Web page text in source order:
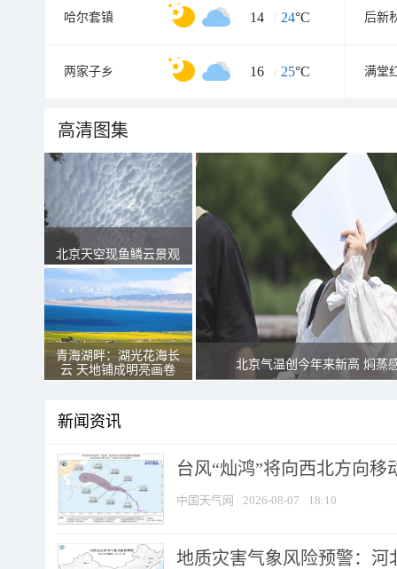
哈尔套镇 14 / 24°C 后新
两家子乡 16 / 25°C 满堂
高清图集
北京天空现鱼鳞云景观
青海湖畔：湖光花海长
云 天地铺成明亮画卷
北京气温创今年来新高 焖蒸
新闻资讯
台风“灿鸿”将向西北方向移
中国天气网 2026-08-07 18:10
地质灾害气象风险预警：河